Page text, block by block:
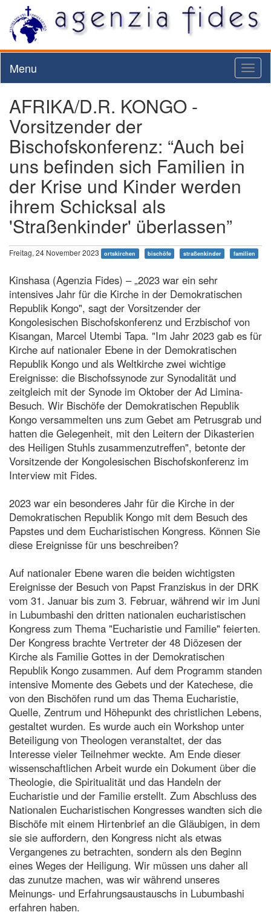
Menu
AFRIKA/D.R. KONGO -
Vorsitzender der
Bischofskonferenz: “Auch bei
uns befinden sich Familien in
der Krise und Kinder werden
ihrem Schicksal als
'Straßenkinder' überlassen”
Freitag, 24 November 2023 ortskirchen bischöfe straßenkinder familien
Kinshasa (Agenzia Fides) – „2023 war ein sehr
intensives Jahr für die Kirche in der Demokratischen
Republik Kongo", sagt der Vorsitzender der
Kongolesischen Bischofskonferenz und Erzbischof von
Kisangan, Marcel Utembi Tapa. "Im Jahr 2023 gab es für
Kirche auf nationaler Ebene in der Demokratischen
Republik Kongo und als Weltkirche zwei wichtige
Ereignisse: die Bischofssynode zur Synodalität und
zeitgleich mit der Synode im Oktober der Ad Limina-
Besuch. Wir Bischöfe der Demokratischen Republik
Kongo versammelten uns zum Gebet am Petrusgrab und
hatten die Gelegenheit, mit den Leitern der Dikasterien
des Heiligen Stuhls zusammenzutreffen", betonte der
Vorsitzende der Kongolesischen Bischofskonferenz im
Interview mit Fides.
2023 war ein besonderes Jahr für die Kirche in der
Demokratischen Republik Kongo mit dem Besuch des
Papstes und dem Eucharistischen Kongress. Können Sie
diese Ereignisse für uns beschreiben?
Auf nationaler Ebene waren die beiden wichtigsten
Ereignisse der Besuch von Papst Franziskus in der DRK
vom 31. Januar bis zum 3. Februar, während wir im Juni
in Lubumbashi den dritten nationalen eucharistischen
Kongress zum Thema "Eucharistie und Familie" feierten.
Der Kongress brachte Vertreter der 48 Diözesen der
Kirche als Familie Gottes in der Demokratischen
Republik Kongo zusammen. Auf dem Programm standen
intensive Momente des Gebets und der Katechese, die
von den Bischöfen rund um das Thema Eucharistie,
Quelle, Zentrum und Höhepunkt des christlichen Lebens,
gestaltet wurden. Es wurde auch ein Workshop unter
Beteiligung von Theologen veranstaltet, der das
Interesse vieler Teilnehmer weckte. Am Ende dieser
wissenschaftlichen Arbeit wurde ein Dokument über die
Theologie, die Spiritualität und das Handeln der
Eucharistie und der Familie erstellt. Zum Abschluss des
Nationalen Eucharistischen Kongresses wandten sich die
Bischöfe mit einem Hirtenbrief an die Gläubigen, in dem
sie sie auffordern, den Kongress nicht als etwas
Vergangenes zu betrachten, sondern als den Beginn
eines Weges der Heiligung. Wir müssen uns daher all
das zunutze machen, was wir während unseres
Meinungs- und Erfahrungsaustauschs in Lubumbashi
erfahren haben.